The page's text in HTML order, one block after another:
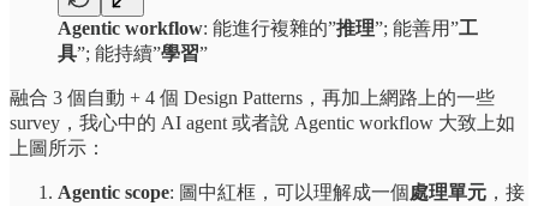
Agentic workflow: 能進行複雜的”推理”; 能善用”工
具”; 能持續”學習”
融合 3 個自動 + 4 個 Design Patterns，再加上網路上的一些
survey，我心中的 AI agent 或者說 Agentic workflow 大致上如
上圖所示：
Agentic scope: 圖中紅框，可以理解成一個處理單元 ，接